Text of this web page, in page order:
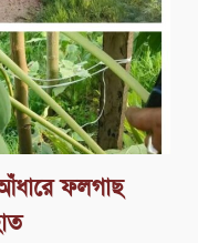
ফলগাছ